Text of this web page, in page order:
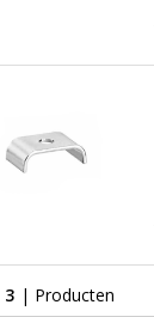
3 | Producten